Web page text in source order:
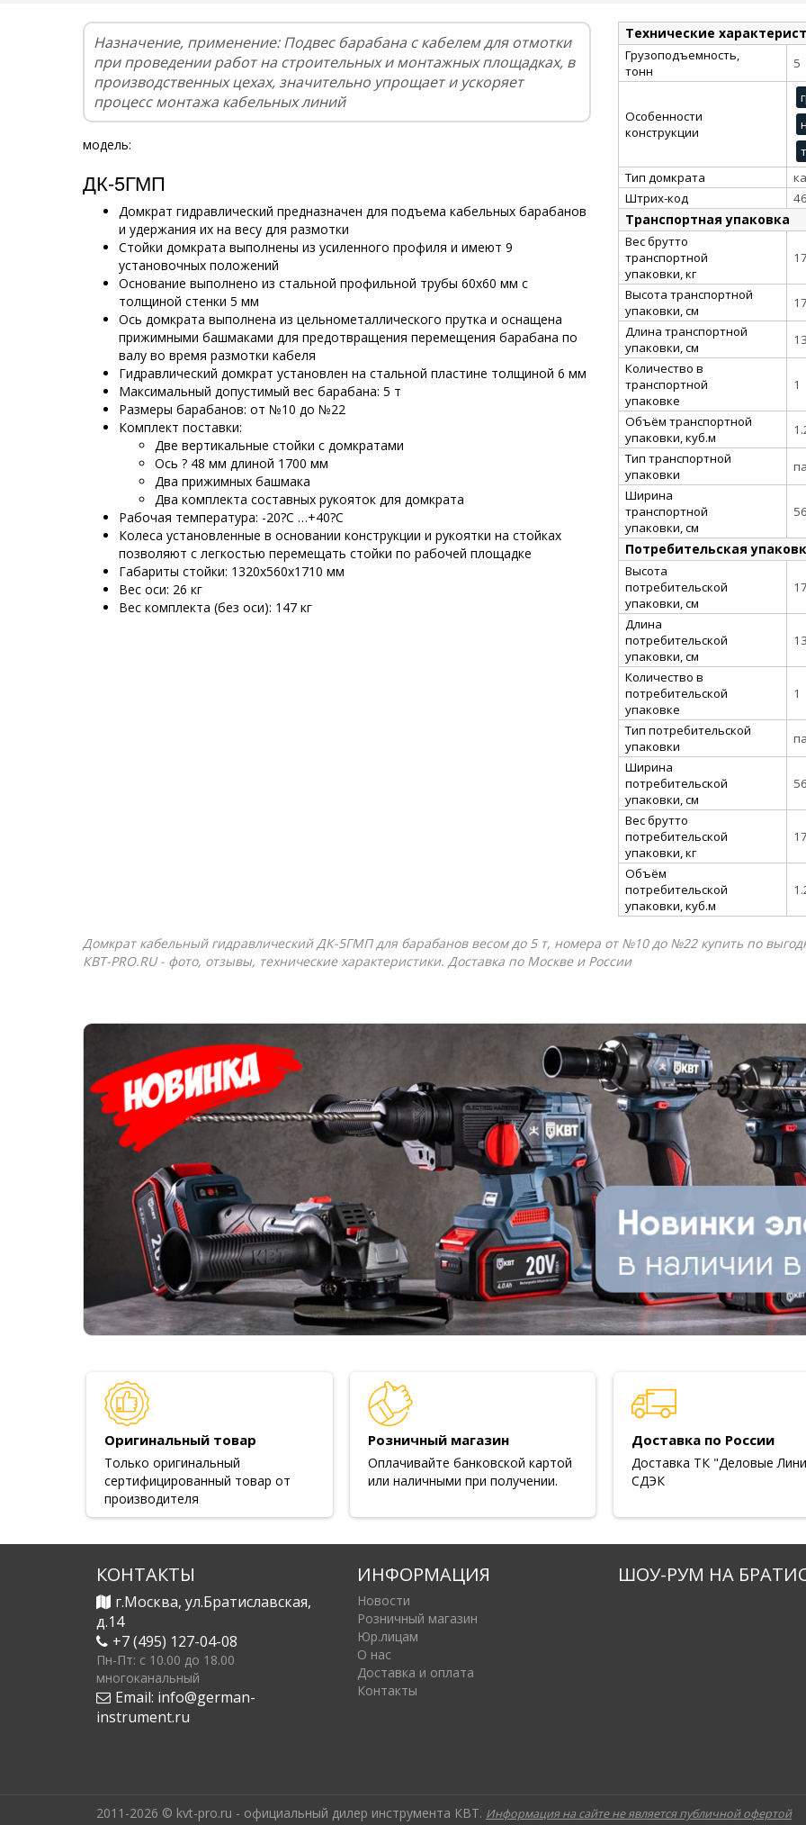
Назначение, применение: Подвес барабана с кабелем для отмотки
при проведении работ на строительных и монтажных площадках, в
производственных цехах, значительно упрощает и ускоряет
процесс монтажа кабельных линий
модель:
ДК-5ГМП
Домкрат гидравлический предназначен для подъема кабельных барабанов
и удержания их на весу для размотки
Стойки домкрата выполнены из усиленного профиля и имеют 9
установочных положений
Основание выполнено из стальной профильной трубы 60х60 мм с
толщиной стенки 5 мм
Ось домкрата выполнена из цельнометаллического прутка и оснащена
прижимными башмаками для предотвращения перемещения барабана по
валу во время размотки кабеля
Гидравлический домкрат установлен на стальной пластине толщиной 6 мм
Максимальный допустимый вес барабана: 5 т
Размеры барабанов: от №10 до №22
Комплект поставки:
Две вертикальные стойки с домкратами
Ось ? 48 мм длиной 1700 мм
Два прижимных башмака
Два комплекта составных рукояток для домкрата
Рабочая температура: -20?С …+40?С
Колеса установленные в основании конструкции и рукоятки на стойках
позволяют с легкостью перемещать стойки по рабочей площадке
Габариты стойки: 1320х560х1710 мм
Вес оси: 26 кг
Вес комплекта (без оси): 147 кг
Технические
Грузоподъемность,
тонн
5
Особенности
конструкции
Тип домкрата
Штрих-код
Транспортная упаковка
Вес брутто
транспортной
упаковки, кг
Высота транспортной
упаковки, см
Длина транспортной
упаковки, см
Количество в
транспортной
упаковке
1
Объём транспортной
упаковки, куб.м
Тип транспортной
упаковки
Ширина
транспортной
упаковки, см
56
Потребительская
Высота
потребительской
упаковки, см
Длина
потребительской
упаковки, см
Количество в
потребительской
упаковке
1
Тип потребительской
упаковки
Ширина
потребительской
упаковки, см
56
Вес брутто
потребительской
упаковки, кг
Объём
потребительской
упаковки, куб.м
Домкрат кабельный гидравлический ДК-5ГМП для барабанов весом до 5 т, номера от №10 до №22 купить по
КВТ-PRO.RU - фото, отзывы, технические характеристики. Доставка по Москве и России
Оригинальный товар
Только оригинальный
сертифицированный товар от
производителя
Розничный магазин
Оплачивайте банковской картой
или наличными при получении.
Доставка по России
Доставка ТК "Деловые
СДЭК
КОНТАКТЫ
г.Москва, ул.Братиславская,
д.14
+7 (495) 127-04-08
Пн-Пт: c 10.00 до 18.00
многоканальный
Email: info@german-
instrument.ru
ИНФОРМАЦИЯ
Новости
Розничный магазин
Юр.лицам
О нас
Доставка и оплата
Контакты
ШОУ-РУМ НА
2011-2026 © kvt-pro.ru - официальный дилер инструмента КВТ. Информация на сайте не является публичной офертой